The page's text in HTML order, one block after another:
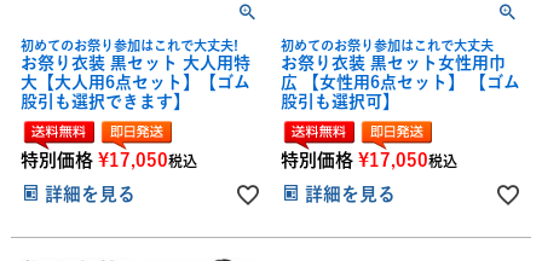
初めてのお祭り参加はこれで大丈夫!
お祭り衣装 黒セット 大人用特
大【大人用6点セット】【ゴム
股引も選択できます】
特別価格 ¥17,050税込
詳細を見る
初めてのお祭り参加はこれで大丈夫
お祭り衣装 黒セット女性用巾
広 【女性用6点セット】 【ゴム
股引も選択可】
特別価格 ¥17,050税込
詳細を見る